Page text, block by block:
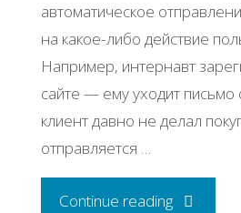
автоматическое
на какое-либо действие
Например, интернавт
сайте — ему уходит письмо
клиент давно не делал
отправляется …
Continue reading